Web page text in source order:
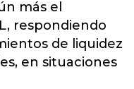
más el
respondiendo
de liquidez
en situaciones